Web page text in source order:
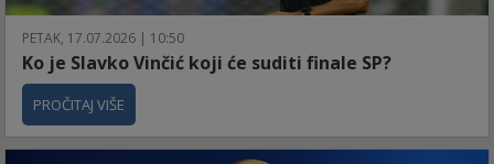
PETAK, 17.07.2026 | 10:50
Ko je Slavko Vinčić koji će suditi finale SP?
PROČITAJ VIŠE